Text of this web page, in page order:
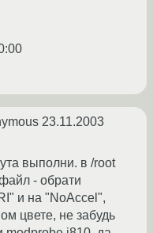
23.11.2003
выполни. в /root
- обрати
и на "NoAccel",
цвете, не забудь